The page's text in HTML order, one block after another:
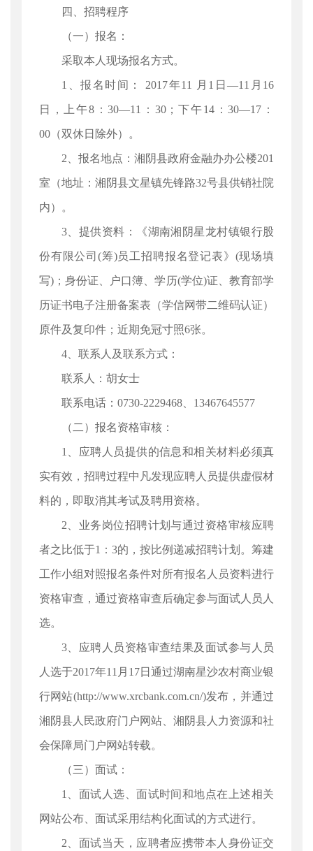
四、招聘程序
（一）报名：
采取本人现场报名方式。
1、报名时间： 2017年11 月1日—11月16
日，上午8：30—11：30；下午14：30—17：
00（双休日除外）。
2、报名地点：湘阴县政府金融办办公楼201
室（地址：湘阴县文星镇先锋路32号县供销社院
内）。
3、提供资料：《湖南湘阴星龙村镇银行股
份有限公司(筹)员工招聘报名登记表》(现场填
写)；身份证、户口簿、学历(学位)证、教育部学
历证书电子注册备案表（学信网带二维码认证）
原件及复印件；近期免冠寸照6张。
4、联系人及联系方式：
联系人：胡女士
联系电话：0730-2229468、13467645577
（二）报名资格审核：
1、应聘人员提供的信息和相关材料必须真
实有效，招聘过程中凡发现应聘人员提供虚假材
料的，即取消其考试及聘用资格。
2、业务岗位招聘计划与通过资格审核应聘
者之比低于1：3的，按比例递减招聘计划。筹建
工作小组对照报名条件对所有报名人员资料进行
资格审查，通过资格审查后确定参与面试人员人
选。
3、应聘人员资格审查结果及面试参与人员
人选于2017年11月17日通过湖南星沙农村商业银
行网站(http://www.xrcbank.com.cn/)发布，并通过
湘阴县人民政府门户网站、湘阴县人力资源和社
会保障局门户网站转载。
（三）面试：
1、面试人选、面试时间和地点在上述相关
网站公布、面试采用结构化面试的方式进行。
2、面试当天，应聘者应携带本人身份证交